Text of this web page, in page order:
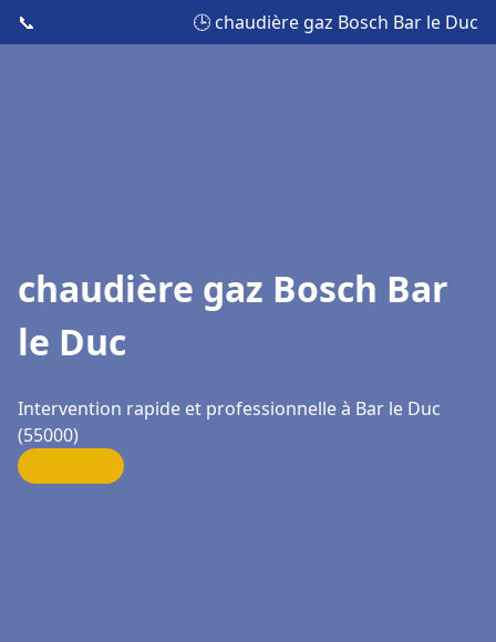
📞 🕒 chaudière gaz Bosch Bar le Duc
chaudière gaz Bosch Bar
le Duc
Intervention rapide et professionnelle à Bar le Duc
(55000)